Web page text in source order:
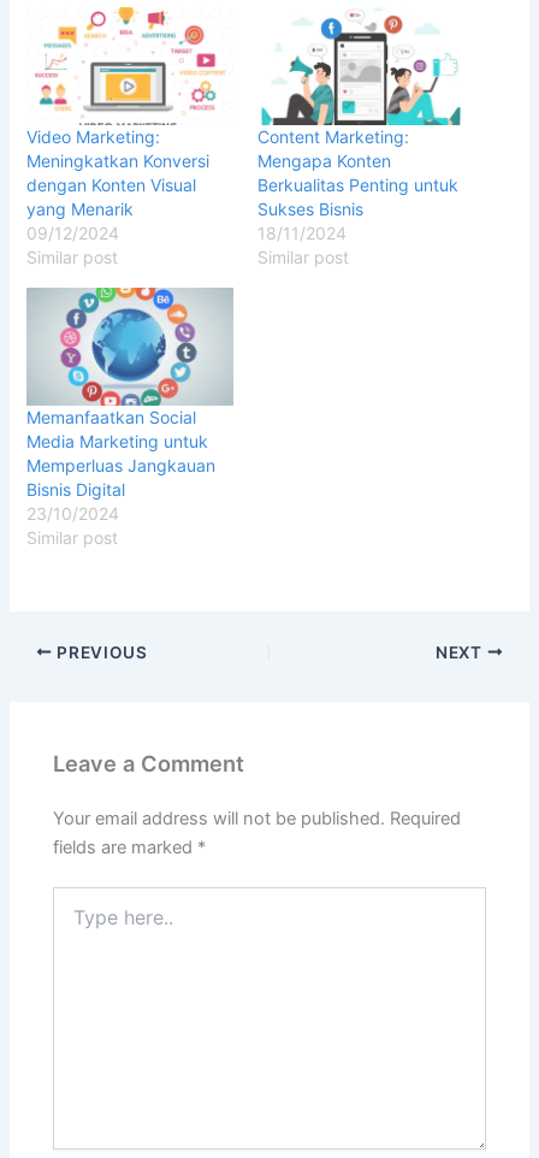
Video Marketing:
Meningkatkan Konversi
dengan Konten Visual
yang Menarik
09/12/2024
Similar post
Content Marketing:
Mengapa Konten
Berkualitas Penting untuk
Sukses Bisnis
18/11/2024
Similar post
Memanfaatkan Social
Media Marketing untuk
Memperluas Jangkauan
Bisnis Digital
23/10/2024
Similar post
PREVIOUS NEXT
Leave a Comment
Your email address will not be published. Required
fields are marked *
here..